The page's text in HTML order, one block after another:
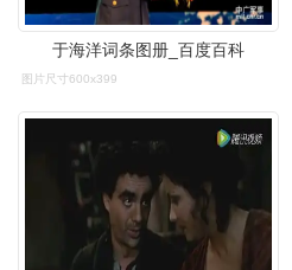
于海洋词条图册_百度百科
图片尺寸600x399